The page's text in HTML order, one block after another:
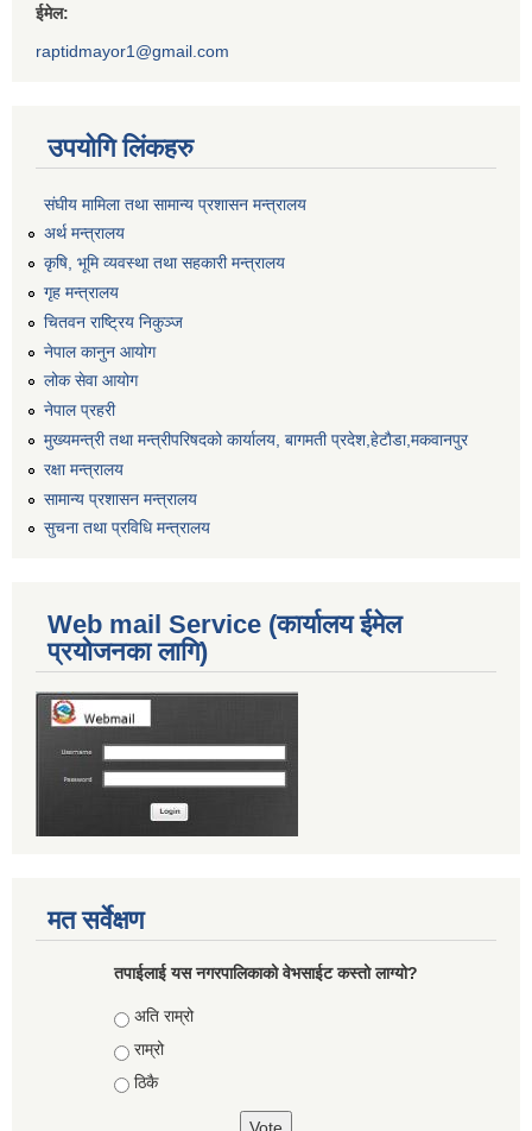
ईमेल:
raptidmayor1@gmail.com
उपयोगि लिंकहरु
संघीय मामिला तथा सामान्य प्रशासन मन्त्रालय
अर्थ मन्त्रालय
कृषि, भूमि व्यवस्था तथा सहकारी मन्त्रालय
गृह मन्त्रालय
चितवन राष्ट्रिय निकुञ्ज
नेपाल कानुन आयोग
लोक सेवा आयोग
नेपाल प्रहरी
मुख्यमन्त्री तथा मन्त्रीपरिषदको कार्यालय, बागमती प्रदेश,हेटाैडा,मकवानपुर
रक्षा मन्त्रालय
सामान्य प्रशासन मन्त्रालय
सुचना तथा प्रविधि मन्त्रालय
Web mail Service (कार्यालय ईमेल
प्रयोजनका लागि)
मत सर्वेक्षण
तपाईलाई यस नगरपालिकाको वेभसाईट कस्तो लाग्यो?
Choices
अति राम्रो
राम्रो
ठिकै